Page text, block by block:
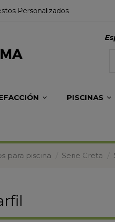
Personalizados
PISCINAS
para piscina Serie Creta